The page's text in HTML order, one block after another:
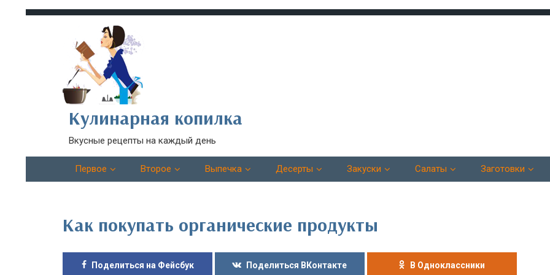
Кулинарная копилка
Вкусные рецепты на каждый день
Первое Второе Выпечка Десерты Закуски Салаты Заготовки
Как покупать органические продукты
Поделиться на Фейсбук Поделиться ВКонтакте В Одноклассники